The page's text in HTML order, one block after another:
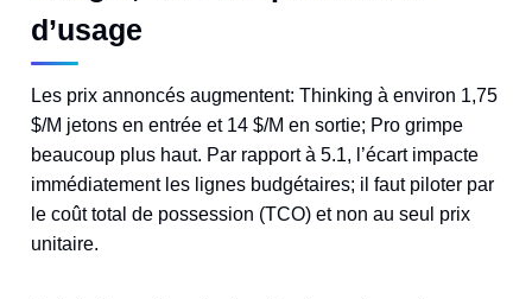
d’usage
Les prix annoncés augmentent: Thinking à environ 1,75
$/M jetons en entrée et 14 $/M en sortie; Pro grimpe
beaucoup plus haut. Par rapport à 5.1, l’écart impacte
immédiatement les lignes budgétaires; il faut piloter par
le coût total de possession (TCO) et non au seul prix
unitaire.